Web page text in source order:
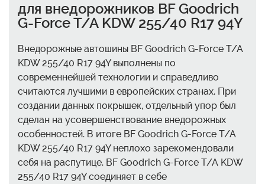
для внедорожников BF Goodrich
G-Force T/A KDW 255/40 R17 94Y
Внедорожные автошины BF Goodrich G-Force T/A
KDW 255/40 R17 94Y выполнены по
современнейшей технологии и справедливо
считаются лучшими в европейских странах. При
создании данных покрышек, отдельный упор был
сделан на усовершенствование внедорожных
особенностей. В итоге BF Goodrich G-Force T/A
KDW 255/40 R17 94Y неплохо зарекомендовали
себя на распутице. BF Goodrich G-Force T/A KDW
255/40 R17 94Y соединяет в себе